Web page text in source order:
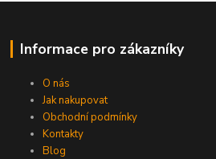
Informace pro zákazníky
O nás
Jak nakupovat
Obchodní podmínky
Kontakty
Blog